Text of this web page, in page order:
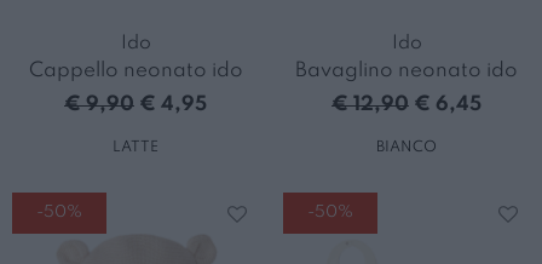
Ido
Cappello neonato ido
€ 9,90 € 4,95
LATTE
Ido
Bavaglino neonato ido
€ 12,90 € 6,45
BIANCO
-50% -50%